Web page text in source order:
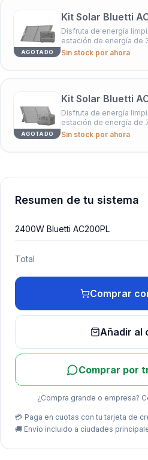
AGOTADO
Kit Solar Bluetti
Disfruta de energía
estación de energía de
mantener tus
dependencia de la red
Sin stock por ahora
AGOTADO
Kit Solar Bluetti
Disfruta de energía
estación de energía de
mantener tus
dependencia de la red
Sin stock por ahora
Resumen de tu sistema
2400W Bluetti AC200PL
Total
Comprar
Añadir al
Comprar por
¿Compra grande o empresa?
💳 Paga en cuotas con tu tarjeta de
🚚 Envío incluido a ciudades